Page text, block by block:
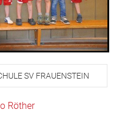
SV FRAUENSTEIN
Röther